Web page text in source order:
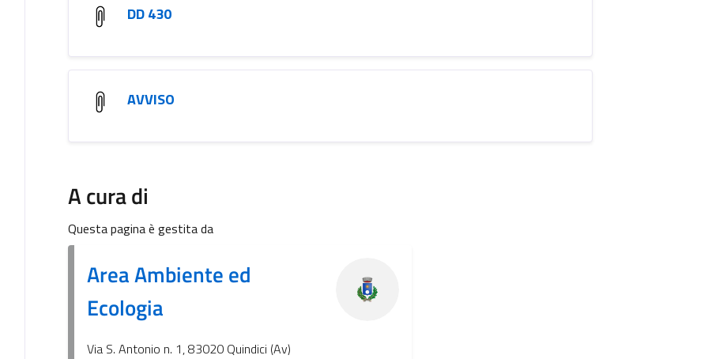
DD 430
AVVISO
A cura di
Questa pagina è gestita da
Area Ambiente ed
Ecologia
Via S. Antonio n. 1, 83020 Quindici (Av)